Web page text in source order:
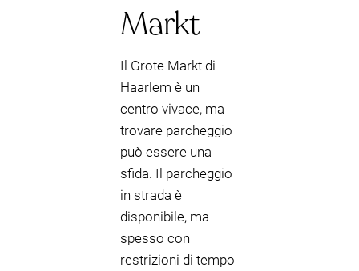
Markt
Il Grote Markt di
Haarlem è un
centro vivace, ma
trovare parcheggio
può essere una
sfida. Il parcheggio
in strada è
disponibile, ma
spesso con
restrizioni di tempo